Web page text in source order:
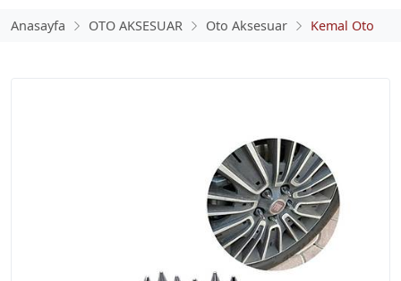
Anasayfa OTO AKSESUAR Oto Aksesuar Kemal Oto